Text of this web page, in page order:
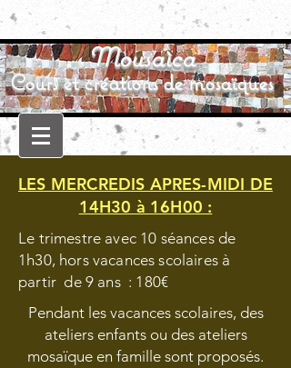
Mousaìca
Cours et créations de mosaïques
LES MERCREDIS APRES-MIDI DE
14H30 à 16H00 :
Le trimestre avec 10 séances de
1h30, hors vacances scolaires à
partir de 9 ans : 180€
Pendant les vacances scolaires, des
ateliers enfants ou des ateliers
mosaïque en famille sont proposés.